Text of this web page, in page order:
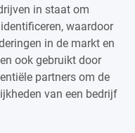
in staat om
waardoor
in de markt en
ook gebruikt door
partners om de
van een bedrijf